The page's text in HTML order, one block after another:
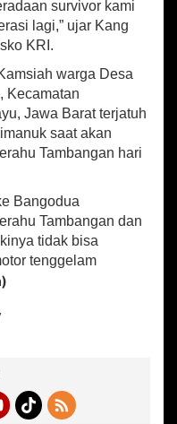
survivor kami
lagi,” ujar Kang
KRI.
warga Desa
Kecamatan
Jawa Barat terjatuh
saat akan
Tambangan hari
Bangodua
Tambangan dan
tidak bisa
tenggelam